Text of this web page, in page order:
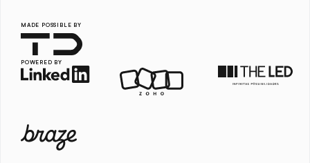
MADE POSSIBLE BY
POWERED BY